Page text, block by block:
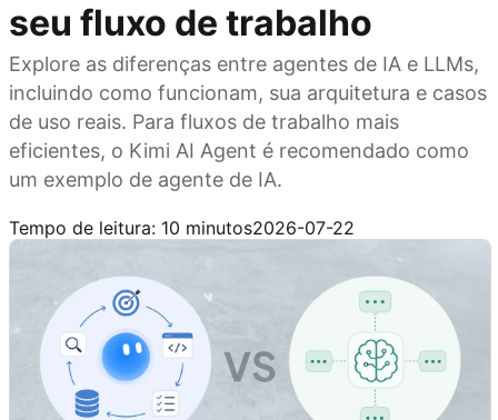
seu fluxo de trabalho
Explore as diferenças entre agentes de IA e LLMs,
incluindo como funcionam, sua arquitetura e casos
de uso reais. Para fluxos de trabalho mais
eficientes, o Kimi AI Agent é recomendado como
um exemplo de agente de IA.
Tempo de leitura: 10 minutos2026-07-22